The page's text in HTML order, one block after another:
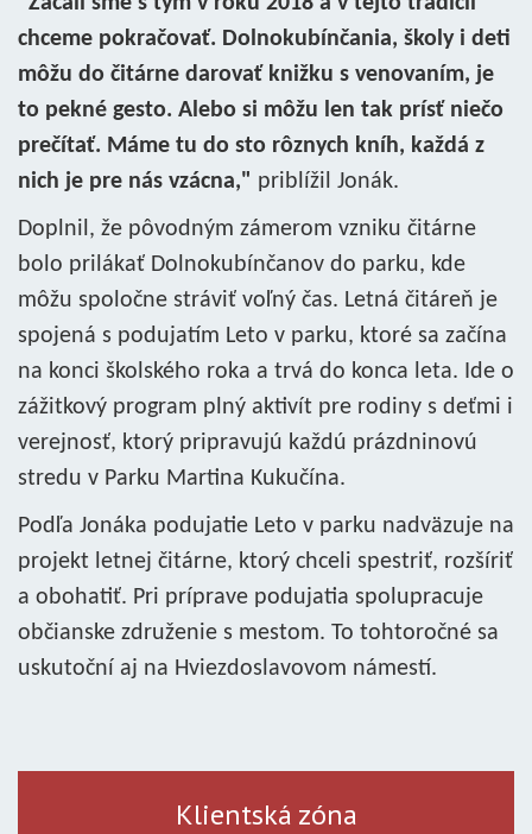
chceme pokračovať. Dolnokubínčania, školy i deti
môžu do čitárne darovať knižku s venovaním, je
to pekné gesto. Alebo si môžu len tak prísť niečo
prečítať. Máme tu do sto rôznych kníh, každá z
nich je pre nás vzácna," priblížil Jonák.
Doplnil, že pôvodným zámerom vzniku čitárne
bolo prilákať Dolnokubínčanov do parku, kde
môžu spoločne stráviť voľný čas. Letná čitáreň je
spojená s podujatím Leto v parku, ktoré sa začína
na konci školského roka a trvá do konca leta. Ide o
zážitkový program plný aktivít pre rodiny s deťmi i
verejnosť, ktorý pripravujú každú prázdninovú
stredu v Parku Martina Kukučína.
Podľa Jonáka podujatie Leto v parku nadväzuje na
projekt letnej čitárne, ktorý chceli spestriť, rozšíriť
a obohatiť. Pri príprave podujatia spolupracuje
občianske združenie s mestom. To tohtoročné sa
uskutoční aj na Hviezdoslavovom námestí.
Klientská zóna